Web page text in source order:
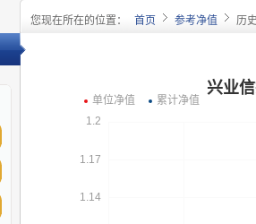
您现在所在的位置： 首页 参考净值 历